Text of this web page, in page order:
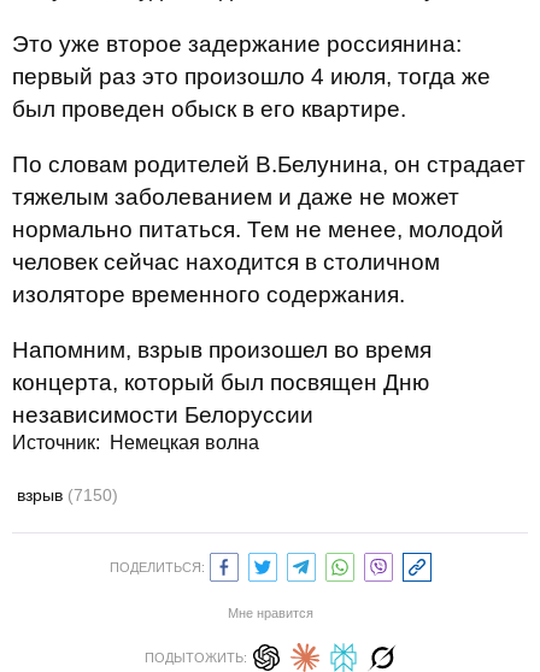
Это уже второе задержание россиянина:
первый раз это произошло 4 июля, тогда же
был проведен обыск в его квартире.
По словам родителей В.Белунина, он страдает
тяжелым заболеванием и даже не может
нормально питаться. Тем не менее, молодой
человек сейчас находится в столичном
изоляторе временного содержания.
Напомним, взрыв произошел во время
концерта, который был посвящен Дню
независимости Белоруссии
Источник: Немецкая волна
взрыв (7150)
ПОДЕЛИТЬСЯ:
Мне нравится
ПОДЫТОЖИТЬ: